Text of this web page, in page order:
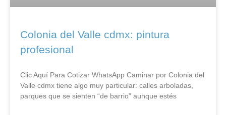
Colonia del Valle cdmx: pintura
profesional
Clic Aquí Para Cotizar​ WhatsApp Caminar por Colonia del
Valle cdmx tiene algo muy particular: calles arboladas,
parques que se sienten “de barrio” aunque estés